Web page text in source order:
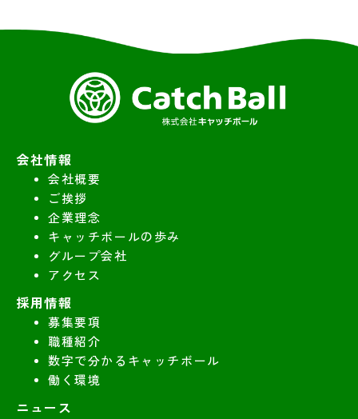
会社情報
会社概要
ご挨拶
企業理念
キャッチボールの歩み
グループ会社
アクセス
採用情報
募集要項
職種紹介
数字で分かるキャッチボール
働く環境
ニュース